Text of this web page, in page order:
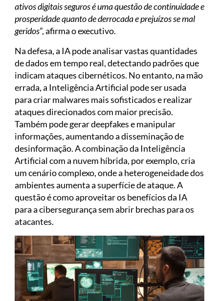
ativos digitais seguros é uma questão de continuidade e
prosperidade quanto de derrocada e prejuízos se mal
geridos”, afirma o executivo.
Na defesa, a IA pode analisar vastas quantidades
de dados em tempo real, detectando padrões que
indicam ataques cibernéticos. No entanto, na mão
errada, a Inteligência Artificial pode ser usada
para criar malwares mais sofisticados e realizar
ataques direcionados com maior precisão.
Também pode gerar deepfakes e manipular
informações, aumentando a disseminação de
desinformação. A combinação da Inteligência
Artificial com a nuvem híbrida, por exemplo, cria
um cenário complexo, onde a heterogeneidade dos
ambientes aumenta a superfície de ataque. A
questão é como aproveitar os benefícios da IA
para a cibersegurança sem abrir brechas para os
atacantes.